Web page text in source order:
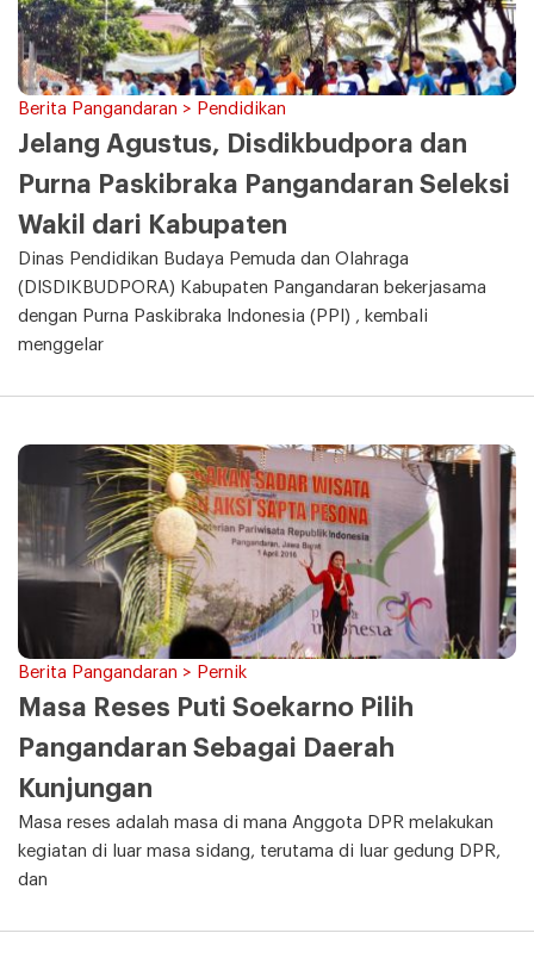
Berita Pangandaran > Pendidikan
Jelang Agustus, Disdikbudpora dan
Purna Paskibraka Pangandaran Seleksi
Wakil dari Kabupaten
Dinas Pendidikan Budaya Pemuda dan Olahraga
(DISDIKBUDPORA) Kabupaten Pangandaran bekerjasama
dengan Purna Paskibraka Indonesia (PPI) , kembali
menggelar
Berita Pangandaran > Pernik
Masa Reses Puti Soekarno Pilih
Pangandaran Sebagai Daerah
Kunjungan
Masa reses adalah masa di mana Anggota DPR melakukan
kegiatan di luar masa sidang, terutama di luar gedung DPR,
dan